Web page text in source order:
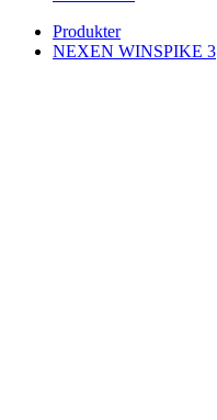
Produkter
NEXEN WINSPIKE 3